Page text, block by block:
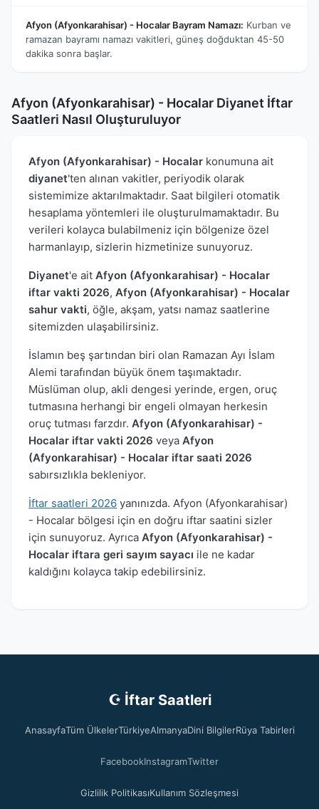
Afyon (Afyonkarahisar) - Hocalar Bayram Namazı: Kurban ve
ramazan bayramı namazı vakitleri, güneş doğduktan 45-50
dakika sonra başlar.
Afyon (Afyonkarahisar) - Hocalar Diyanet İftar
Saatleri Nasıl Oluşturuluyor
Afyon (Afyonkarahisar) - Hocalar konumuna ait
diyanet'ten alınan vakitler, periyodik olarak
sistemimize aktarılmaktadır. Saat bilgileri otomatik
hesaplama yöntemleri ile oluşturulmamaktadır. Bu
verileri kolayca bulabilmeniz için bölgenize özel
harmanlayıp, sizlerin hizmetinize sunuyoruz.
Diyanet'e ait Afyon (Afyonkarahisar) - Hocalar
iftar vakti 2026, Afyon (Afyonkarahisar) - Hocalar
sahur vakti, öğle, akşam, yatsı namaz saatlerine
sitemizden ulaşabilirsiniz.
İslamın beş şartından biri olan Ramazan Ayı İslam
Alemi tarafından büyük önem taşımaktadır.
Müslüman olup, akli dengesi yerinde, ergen, oruç
tutmasına herhangi bir engeli olmayan herkesin
oruç tutması farzdır. Afyon (Afyonkarahisar) -
Hocalar iftar vakti 2026 veya Afyon
(Afyonkarahisar) - Hocalar iftar saati 2026
sabırsızlıkla bekleniyor.
İftar saatleri 2026 yanınızda. Afyon (Afyonkarahisar)
- Hocalar bölgesi için en doğru iftar saatini sizler
için sunuyoruz. Ayrıca Afyon (Afyonkarahisar) -
Hocalar iftara geri sayım sayacı ile ne kadar
kaldığını kolayca takip edebilirsiniz.
☪ İftar Saatleri
AnasayfaTüm ÜlkelerTürkiyeAlmanyaDini BilgilerRüya Tabirleri
FacebookInstagramTwitter
Gizlilik PolitikasıKullanım Sözleşmesi